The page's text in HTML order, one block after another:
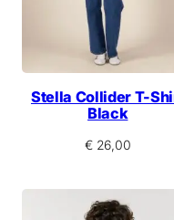
Stella Collider T-
Black
€26,00